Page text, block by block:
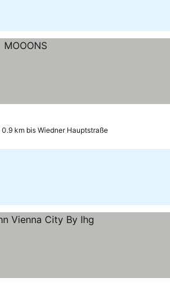
0.9 km bis Wiedner Hauptstraße